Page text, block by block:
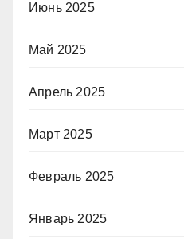
Июнь 2025
Май 2025
Апрель 2025
Март 2025
Февраль 2025
Январь 2025